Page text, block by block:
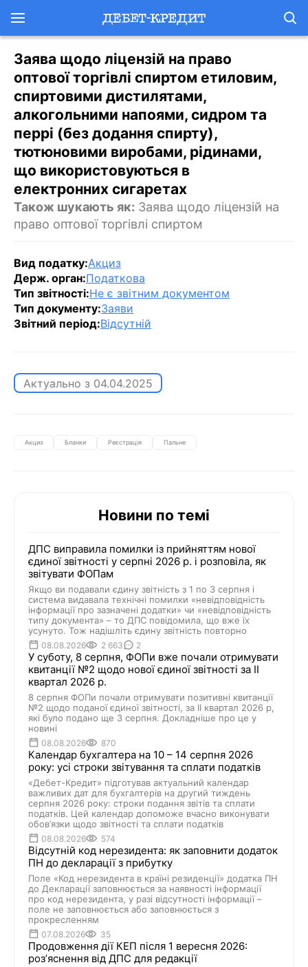
Заява щодо ліцензій на право
оптової торгівлі спиртом етиловим,
спиртовими дистилятами,
алкогольними напоями, сидром та
перрі (без додання спирту),
тютюновими виробами, рідинами,
що використовуються в
електронних сигаретах
Також шукають як: Заява щодо ліцензій на
право оптової торгівлі спиртом
Вид податку:Акциз
Держ. орган:Податкова
Тип звітності:Не є звітним документом
Тип документу:Заяви
Звітний період:Відсутній
Актуально з 04.04.2025
Акциз Бланки Реєстрація Пальне
Новини по темі
ДПС виправила помилки із прийняттям нової
єдиної звітності у серпні 2026 р. і розповіла, як
звітувати ФОПам
Якщо ви подавали єдину звітність з 1 по 3 серпня і
система видавала технічні помилки «невідповідність
інформації про зазначені додатки» чи «невідповідність
типу документа» – то ДПС повідомила, що вже їх
усунуто. Тож надішліть єдину звітність повторно
08.08.2026 2 663 2
У суботу, 8 серпня, ФОПи вже почали отримувати
квитанції №2 щодо нової єдиної звітності за ІІ
квартал 2026 р.
8 серпня ФОПи почали отримувати позитивні квитанції
№2 щодо поданої єдиної звітності, за ІІ квартал 2026 р,
які було подано ще 3 серпня. Докладніше про це у
новині
08.08.2026 870
Календар бухгалтера на 10 – 14 серпня 2026
року: усі строки звітування та сплати податків
«Дебет-Кредит» підготував актуальний календар
важливих дат для бухгалтерів на другий тиждень
серпня 2026 року: строки подання звітів та сплати
податків. Цей календар допоможе вчасно виконувати
обов’язки щодо звітності та сплати податків
08.08.2026 574
Відсутній код нерезидента: як заповнити додаток
ПН до декларації з прибутку
Поле «Код нерезидента в країні резиденції» додатка ПН
до Декларації заповнюється за наявності інформації
про код нерезидента, у разі відсутності інформації –
поле не заповнюється або заповнюється з
прокресленням
07.08.2026 35
Продовження дії КЕП після 1 вересня 2026:
розʼяснення від ДПС для редакції